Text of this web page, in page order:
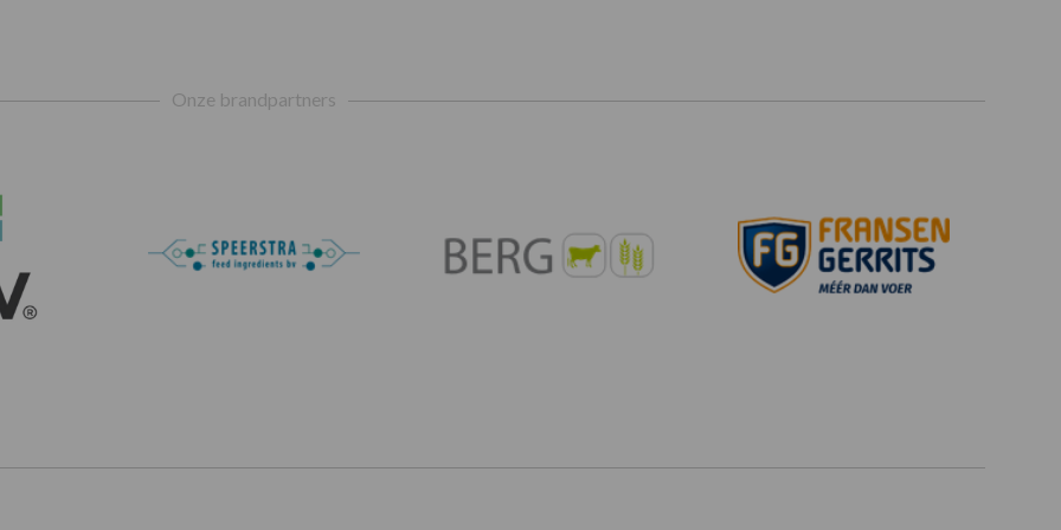
Onze brandpartners